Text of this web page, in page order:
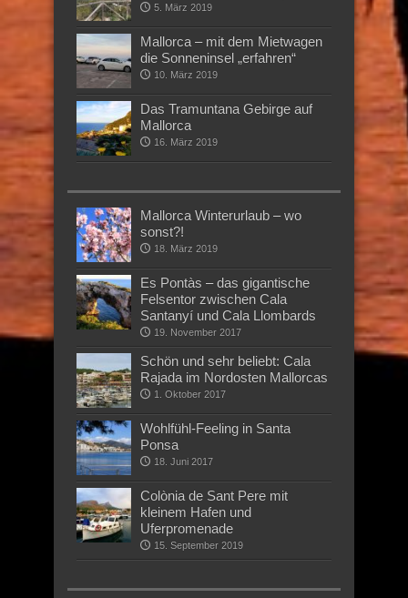
5. März 2019
Mallorca – mit dem Mietwagen
die Sonneninsel „erfahren“
10. März 2019
Das Tramuntana Gebirge auf
Mallorca
16. März 2019
Mallorca Winterurlaub – wo
sonst?!
18. März 2019
Es Pontàs – das gigantische
Felsentor zwischen Cala
Santanyí und Cala Llombards
19. November 2017
Schön und sehr beliebt: Cala
Rajada im Nordosten Mallorcas
1. Oktober 2017
Wohlfühl-Feeling in Santa
Ponsa
18. Juni 2017
Colònia de Sant Pere mit
kleinem Hafen und
Uferpromenade
15. September 2019